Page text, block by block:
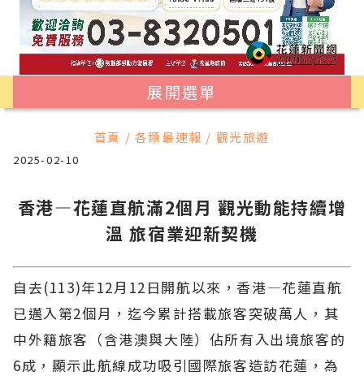
展開選單
首頁 / 各類最速報 / 觀光旅遊
2025-02-10
香港—花蓮直航滿2個月 觀光動能持續增
溫 旅宿業迎新契機
自去(113)年12月12日開航以來，香港—花蓮直航
已邁入第2個月，迄今累計搭載旅客突破萬人，其
中外籍旅客（含港澳與大陸）佔所有入出境旅客的
6成，顯示此航線成功吸引國際旅客造訪花蓮，為